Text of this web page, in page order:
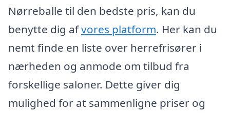
Nørreballe til den bedste pris, kan du
benytte dig afvores platform. Her kan du
nemt finde en liste over herrefrisører i
nærheden og anmode om tilbud fra
forskellige saloner. Dette giver dig
mulighed for at sammenligne priser og